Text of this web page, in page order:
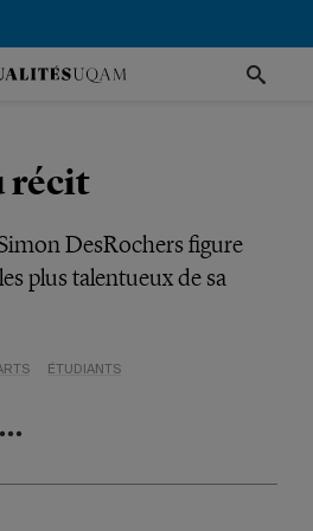
récit
DesRochers figure
plus talentueux de sa
ÉTUDIANTS